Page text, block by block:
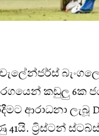
කඩුලු 6ක
ආරාධනා ලැබූ
ට්‍රිස්ටන්